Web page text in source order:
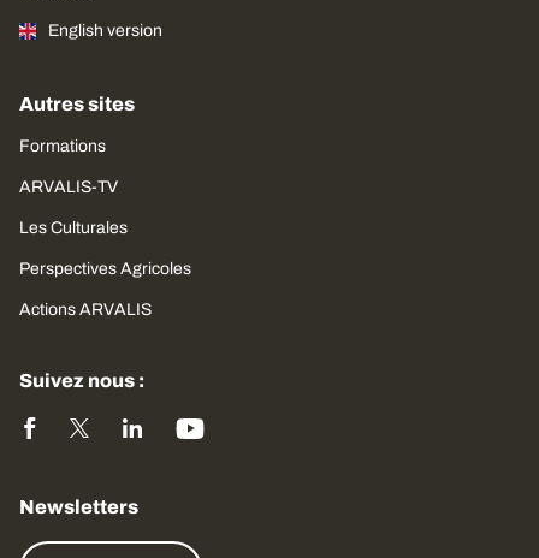
English version
Autres sites
Formations
ARVALIS-TV
Les Culturales
Perspectives Agricoles
Actions ARVALIS
Suivez nous :
Newsletters